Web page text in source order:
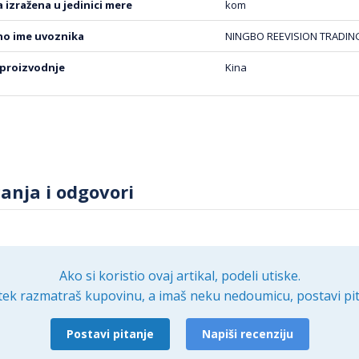
je aluminijumskom folijom, koja dodatno
unutrašnjosti su 33x22x24 cm, što pruža dovoljno
izražena u jedinici mere kom
ime uvoznika NINGBO REEVISION
proizvodnje Kina
i odgovori
Ako si koristio ovaj artikal, podeli utiske.
razmatraš kupovinu, a imaš neku nedoumicu, postavi
Postavi pitanje Napiši recenziju